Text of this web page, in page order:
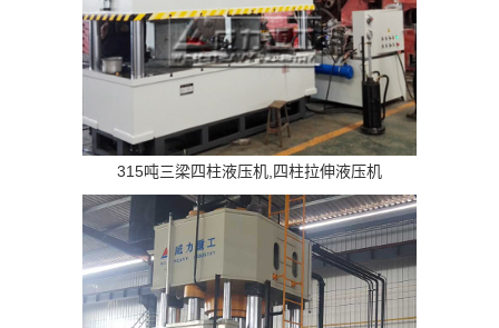
315吨三梁四柱液压机,四柱拉伸液压机